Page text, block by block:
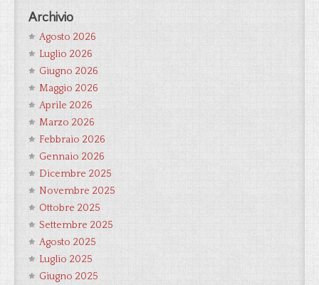
Archivio
Agosto 2026
Luglio 2026
Giugno 2026
Maggio 2026
Aprile 2026
Marzo 2026
Febbraio 2026
Gennaio 2026
Dicembre 2025
Novembre 2025
Ottobre 2025
Settembre 2025
Agosto 2025
Luglio 2025
Giugno 2025